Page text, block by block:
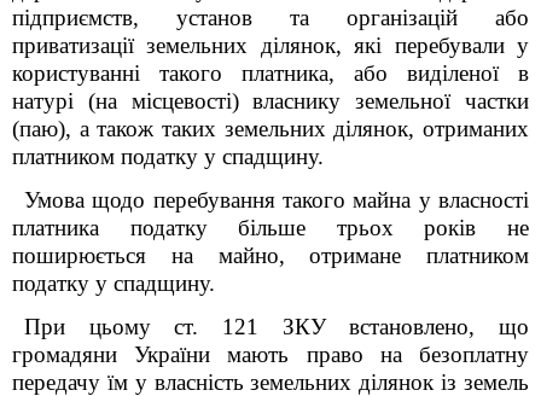
підприємств, установ та організацій або
приватизації земельних ділянок, які перебували у
користуванні такого платника, або виділеної в
натурі (на місцевості) власнику земельної частки
(паю), а також таких земельних ділянок, отриманих
платником податку у спадщину.
Умова щодо перебування такого майна у власності
платника податку більше трьох років не
поширюється на майно, отримане платником
податку у спадщину.
При цьому ст. 121 ЗКУ встановлено, що
громадяни України мають право на безоплатну
передачу їм у власність земельних ділянок із земель